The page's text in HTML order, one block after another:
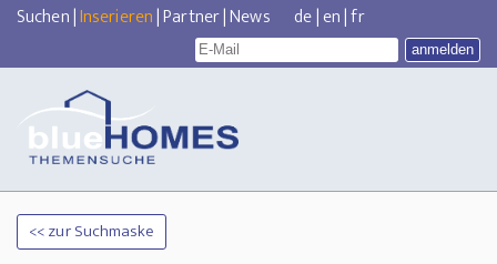
Suchen|Inserieren|Partner|News de|en|fr
<< zur Suchmaske